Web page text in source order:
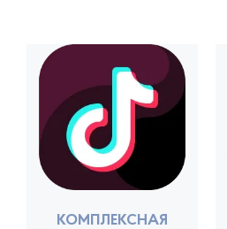
КОМПЛЕКСНАЯ